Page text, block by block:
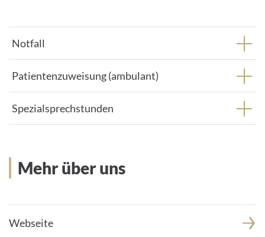
Notfall
Patientenzuweisung (ambulant)
Spezialsprechstunden
Mehr über uns
Webseite